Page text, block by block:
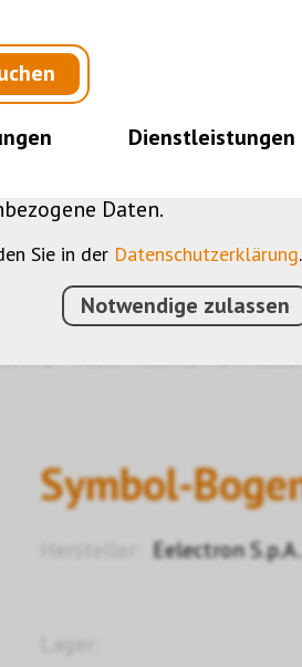
Dienstleistungen
›9025›ICONS›
Symbol-
Eelectron S.p.A.
COOKIES
Cookies: Einige sind
Ihnen mehr
zu verstehen. Sie sind
Daten.
Sie in der Datenschutzerklärung.
Notwendige zulassen